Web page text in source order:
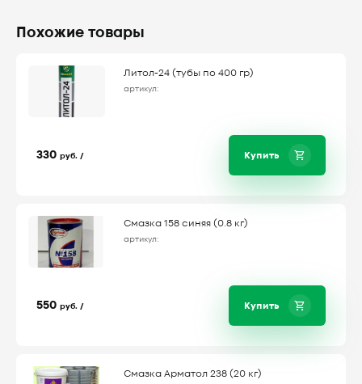
Похожие товары
Литол-24 (тубы по 400 гр)
артикул:
330 руб. / Купить
Смазка 158 синяя (0.8 кг)
артикул:
550 руб. / Купить
Смазка Арматол 238 (20 кг)